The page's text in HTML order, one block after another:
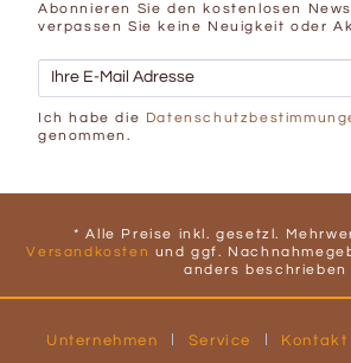
Abonnieren Sie den kostenlosen
verpassen Sie keine Neuigkeit oder
Ich habe die
genommen.
* Alle Preise inkl. gesetzl.
Versandkosten und ggf.
anders beschrieben
Unternehmen Service Kontakt